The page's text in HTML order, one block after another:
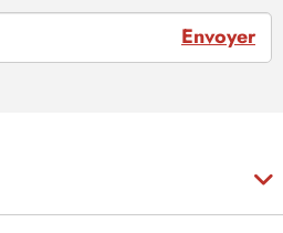
Envoyer